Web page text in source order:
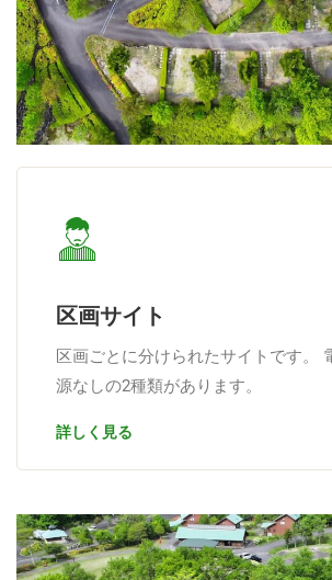
区画サイト
区画ごとに分けられたサイトです。
源なしの2種類があります。
詳しく見る